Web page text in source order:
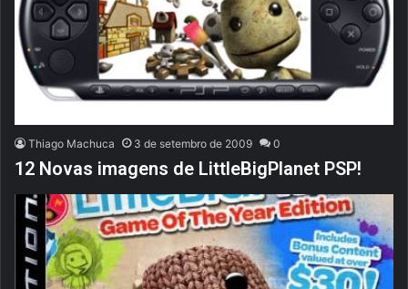
Thiago Machuca 3 de setembro de 2009 0
12 Novas imagens de LittleBigPlanet PSP!